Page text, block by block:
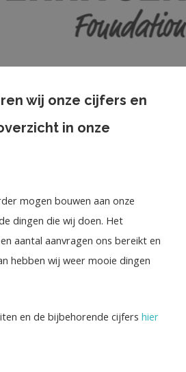
wij onze cijfers en
in onze
mogen bouwen aan onze
dingen die wij doen. Het
aantal aanvragen ons bereikt en
hebben wij weer mooie dingen
en de bijbehorende cijfershier